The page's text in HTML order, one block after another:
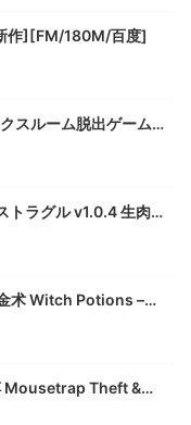
作][FM/180M/百度]
トラグル v1.0.4 生肉版
术 Witch Potions –
Mousetrap Theft &